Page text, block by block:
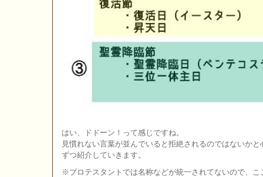
はい、ドドーン！って感じですね。
見慣れない言葉が並んでいると拒絶されるのではないか
ずつ紹介していきます。
※プロテスタントでは名称などが統一されてないので、